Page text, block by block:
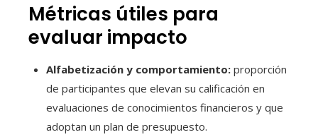
Métricas útiles para
evaluar impacto
Alfabetización y comportamiento: proporción
de participantes que elevan su calificación en
evaluaciones de conocimientos financieros y que
adoptan un plan de presupuesto.